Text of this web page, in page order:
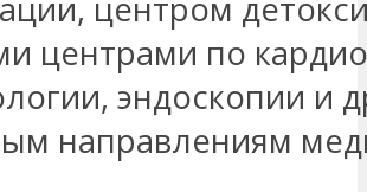
центрами по
эндоскопии и
направлениям